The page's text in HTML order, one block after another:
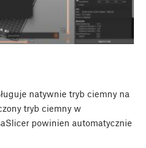
natywnie tryb ciemny na
tryb ciemny w
powinien automatycznie